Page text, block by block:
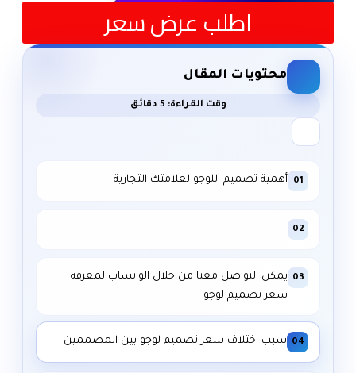
اطلب عرض سعر
محتويات المقال
وقت القراءة: 5 دقائق
01 أهمية تصميم اللوجو لعلامتك التجارية
02
03
يمكن التواصل معنا من خلال الواتساب لمعرفة
سعر تصميم لوجو
04 سبب اختلاف سعر تصميم لوجو بين المصممين